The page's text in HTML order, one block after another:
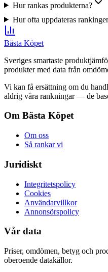
Hur rankas produkterna?
Hur ofta uppdateras
Bästa Köpet
Sveriges smartaste
produkter med data från
Vi kan få ersättning om du
aldrig våra rankningar — de
Om Bästa Köpet
Om oss
Så rankar vi
Juridiskt
Integritetspolicy
Cookies
Användarvillkor
Annonsörspolicy
Vår data
Priser, omdömen, betyg och
oberoende datakällor.